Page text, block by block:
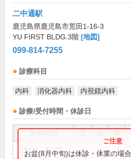
二中通駅
鹿児島県鹿児島市荒田1-16-3
YU FIRST BLDG.3階 [地図]
099-814-7255
診療科目
内科 消化器内科 内視鏡内科
診療/受付時間・休診日
9:00～12:30 ● ●
お盆(8月中旬)は休診・休業の場